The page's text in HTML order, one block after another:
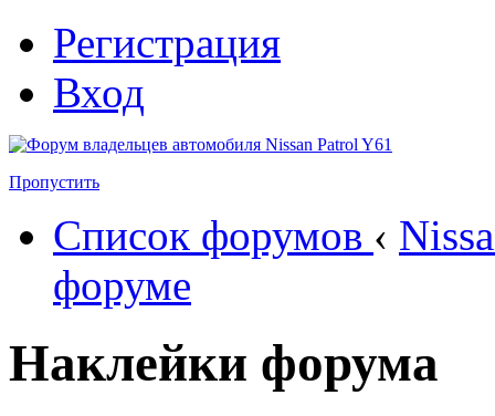
Регистрация
Вход
Пропустить
Список форумов ‹
форуме
Наклейки форума